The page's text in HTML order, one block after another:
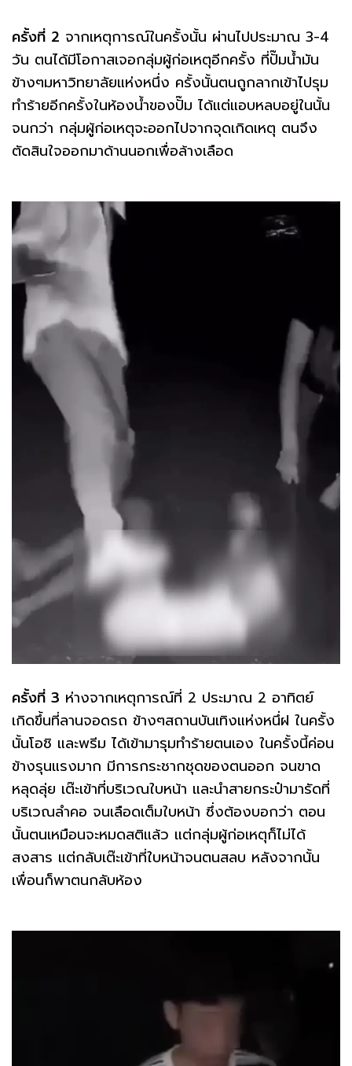
ครั้งที่ 2 จากเหตุการณ์ในครั้งนั้น ผ่านไปประมาณ 3-4
วัน ตนได้มีโอกาสเจอกลุ่มผู้ก่อเหตุอีกครั้ง ที่ปั๊มน้ำมัน
ข้างๆมหาวิทยาลัยแห่งหนึ่ง ครั้งนั้นตนถูกลากเข้าไปรุม
ทำร้ายอีกครั้งในห้องน้ำของปั๊ม ได้แต่แอบหลบอยู่ในนั้น
จนกว่า กลุ่มผู้ก่อเหตุจะออกไปจากจุดเกิดเหตุ ตนจึง
ตัดสินใจออกมาด้านนอกเพื่อล้างเลือด
ครั้งที่ 3 ห่างจากเหตุการณ์ที่ 2 ประมาณ 2 อาทิตย์
เกิดขึ้นที่ลานจอดรถ ข้างๆสถานบันเทิงแห่งหนึ่ฝ ในครั้ง
นั้นโอชิ และพรีม ได้เข้ามารุมทำร้ายตนเอง ในครั้งนี้ค่อน
ข้างรุนแรงมาก มีการกระชากชุดของตนออก จนขาด
หลุดลุ่ย เต๊ะเข้าที่บริเวณใบหน้า และนำสายกระป๋ามารัดที่
บริเวณลำคอ จนเลือดเต็มใบหน้า ซึ่งต้องบอกว่า ตอน
นั้นตนเหมือนจะหมดสติแล้ว แต่กลุ่มผู้ก่อเหตุก็ไม่ได้
สงสาร แต่กลับเต๊ะเข้าที่ใบหน้าจนตนสลบ หลังจากนั้น
เพื่อนก็พาตนกลับห้อง